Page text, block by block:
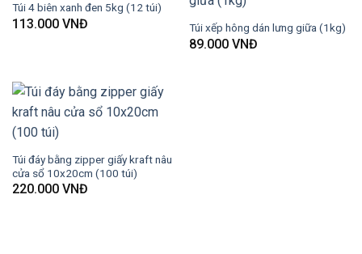
Túi 4 biên xanh đen 5kg (12 túi)
113.000 VNĐ Túi xếp hông dán lưng giữa (1kg)
89.000 VNĐ
Túi đáy bằng zipper giấy kraft nâu
cửa sổ 10x20cm (100 túi)
220.000 VNĐ